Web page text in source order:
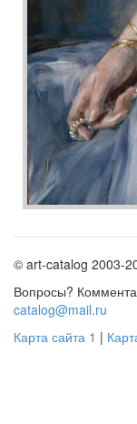
© art-catalog 2003-
Вопросы?
catalog@mail.ru
Карта сайта 1 |